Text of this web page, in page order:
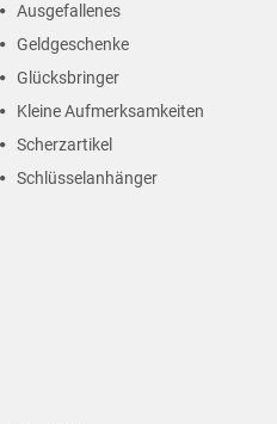
Ausgefallenes
Geldgeschenke
Glücksbringer
Kleine Aufmerksamkeiten
Scherzartikel
Schlüsselanhänger